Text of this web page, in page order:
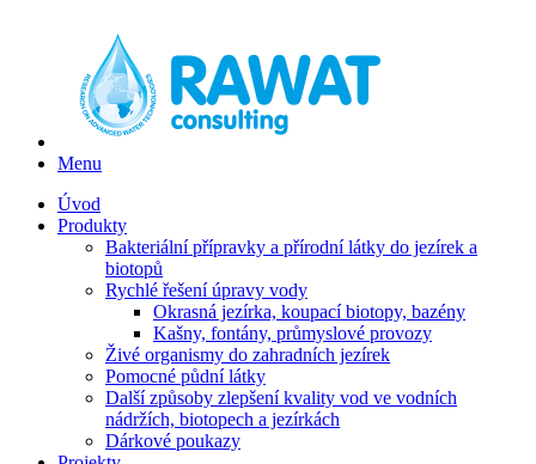
Menu
Úvod
Produkty
Bakteriální přípravky a přírodní látky do jezírek a
biotopů
Rychlé řešení úpravy vody
Okrasná jezírka, koupací biotopy, bazény
Kašny, fontány, průmyslové provozy
Živé organismy do zahradních jezírek
Pomocné půdní látky
Další způsoby zlepšení kvality vod ve vodních
nádržích, biotopech a jezírkách
Dárkové poukazy